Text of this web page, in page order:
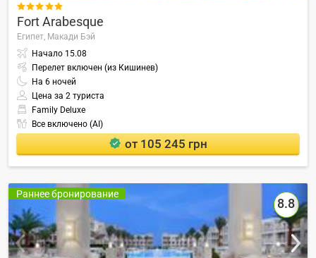

Fort Arabesque
Египет, Макади Бэй
Начало 15.08
Перелет включен (из Кишинев)
На 6 ночей
Цена за 2 туриста
Family Deluxe
Все включено (AI)
от 105 245 грн
Раннее бронирование
8.8